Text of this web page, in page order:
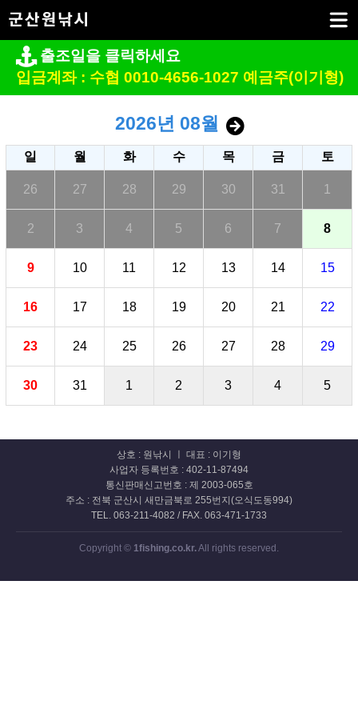
출조일을 클릭하세요
입금계좌 : 수협 0010-4656-1027 예금주(이기형)
2026년 08월
일 월 화 수 목 금 토
26 27 28 29 30 31 1
2 3 4 5 6 7 8
9 10 11 12 13 14 15
16 17 18 19 20 21 22
23 24 25 26 27 28 29
30 31 1 2 3 4 5
상호 : 원낚시 ㅣ 대표 : 이기형
사업자 등록번호 : 402-11-87494
통신판매신고번호 : 제 2003-065호
주소 : 전북 군산시 새만금북로 255번지(오식도동994)
TEL. 063-211-4082 / FAX. 063-471-1733
Copyright © 1fishing.co.kr.All rights reserved.